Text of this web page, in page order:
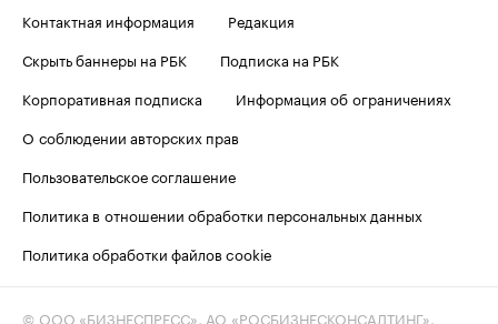
Контактная информация
Редакция
Скрыть баннеры на РБК
Подписка на РБК
Корпоративная подписка
Информация об ограничениях
О соблюдении авторских прав
Пользовательское соглашение
Политика в отношении обработки персональных данных
Политика обработки файлов cookie
© ООО «БИЗНЕСПРЕСС», АО «РОСБИЗНЕСКОНСАЛТИНГ»,